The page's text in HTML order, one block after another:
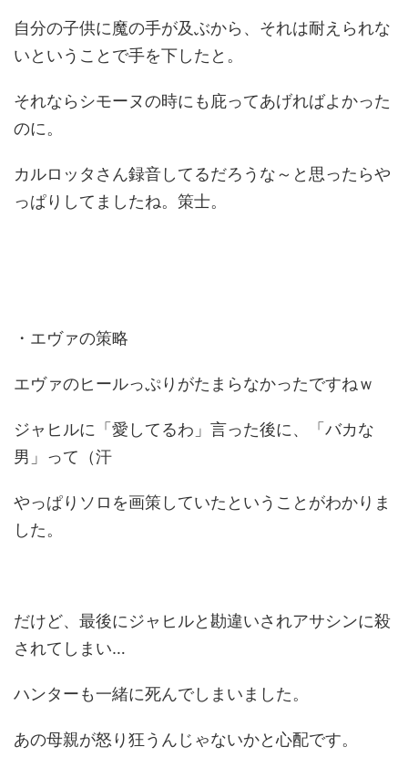
自分の子供に魔の手が及ぶから、それは耐えられな
いということで手を下したと。
それならシモーヌの時にも庇ってあげればよかった
のに。
カルロッタさん録音してるだろうな～と思ったらや
っぱりしてましたね。策士。
・エヴァの策略
エヴァのヒールっぷりがたまらなかったですねｗ
ジャヒルに「愛してるわ」言った後に、「バカな
男」って（汗
やっぱりソロを画策していたということがわかりま
した。
だけど、最後にジャヒルと勘違いされアサシンに殺
されてしまい…
ハンターも一緒に死んでしまいました。
あの母親が怒り狂うんじゃないかと心配です。